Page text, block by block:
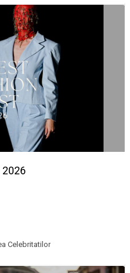
2026
Celebritatilor